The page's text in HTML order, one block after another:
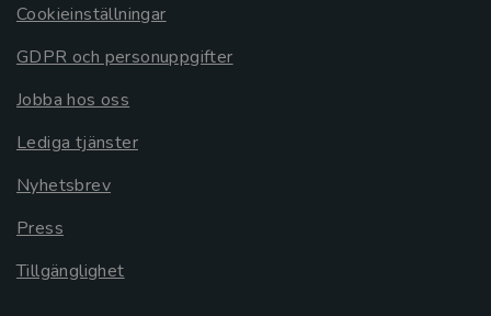
Cookieinställningar
GDPR och personuppgifter
Jobba hos oss
Lediga tjänster
Nyhetsbrev
Press
Tillgänglighet